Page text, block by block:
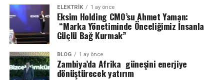
ELEKTRİK 1 ay önce
Eksim Holding CMO’su Ahmet Yaman:
“Marka Yönetiminde Önceliğimiz İnsanla
Güçlü Bağ Kurmak”
BLOG 1 ay önce
Zambiya’da Afrika güneşini enerjiye
dönüştürecek yatırım